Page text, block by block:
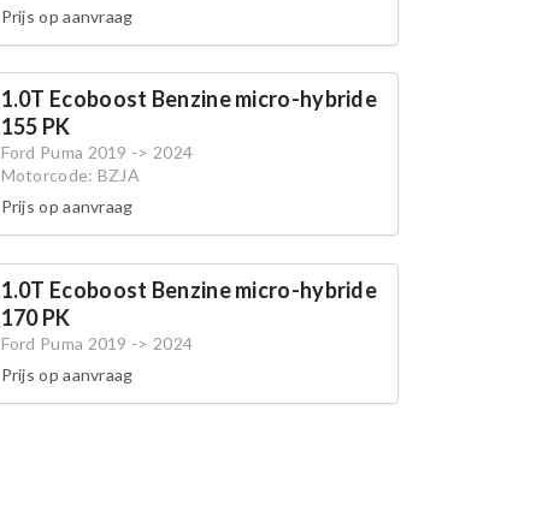
Prijs op aanvraag
1.0T Ecoboost Benzine micro-hybride
155 PK
Ford Puma 2019 -> 2024
Motorcode: BZJA
Prijs op aanvraag
1.0T Ecoboost Benzine micro-hybride
170 PK
Ford Puma 2019 -> 2024
Prijs op aanvraag